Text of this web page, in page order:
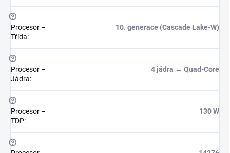
?
Procesor –
Třída:
10. generace (Cascade Lake-W)
?
Procesor –
Jádra:
4 jádra → Quad-Core
?
Procesor –
TDP:
130 W
?